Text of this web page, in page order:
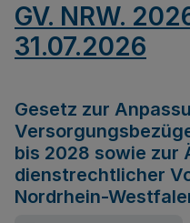
GV. NRW.
31.07.2026
Gesetz zur
bis 2028 sowie zur
dienstrechtlicher
Nordrhein-